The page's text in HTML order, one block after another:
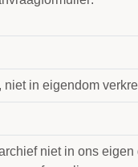
in eigendom
niet in ons